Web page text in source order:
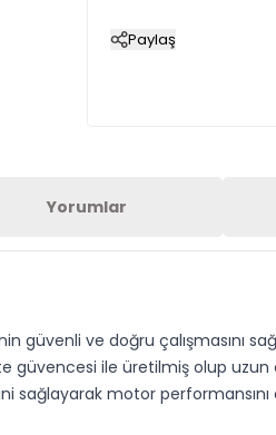
Paylaş
Yorumlar
ve doğru çalışmasını
ile üretilmiş olup uzun
sağlayarak motor